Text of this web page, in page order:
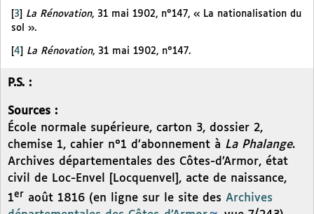
[3] La Rénovation, 31 mai 1902, n°147, « La nationalisation du
sol ».
4 La Rénovation, 31 mai 1902, n°147.
P.S. :
Sources :
École normale supérieure, carton 3, dossier 2,
chemise 1, cahier n°1 d’abonnement à La Phalange.
Archives départementales des Côtes-d’Armor, état
civil de Loc-Envel [Locquenvel], acte de naissance,
1er août 1816 (en ligne sur le site des Archives